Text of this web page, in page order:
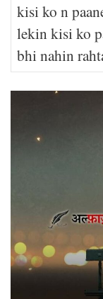
kisi ko n
lekin kisi ko
bhi nahin